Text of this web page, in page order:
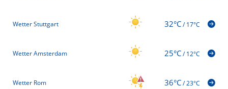
Wetter Stuttgart 32°C/17°C
Wetter Amsterdam 25°C/12°C
Wetter Rom 36°C/23°C